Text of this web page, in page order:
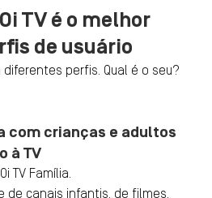
TV é o melhor
de usuário
diferentes perfis. Qual é o seu?
com crianças e adultos
à TV
TV Família.
de canais infantis, de filmes,